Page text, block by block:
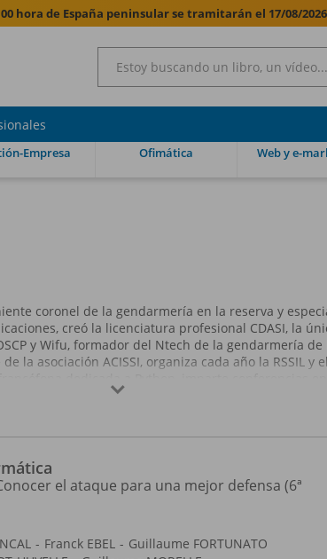
hora de España peninsular se tramitarán el 17/08/
Empresa Ofimática Web y e-
coronel de la gendarmería en la reserva y
creó la licenciatura profesional CDASI, la
y Wifu, formador del Ntech de la gendarmería
la asociación ACISSI, organiza cada año la RSSIL y

el ataque para una mejor defensa (6ª
Franck EBEL
Guillaume FORTUNATO